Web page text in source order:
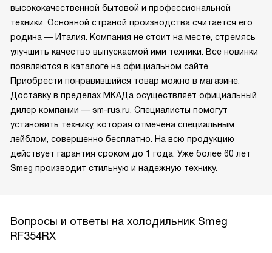
высококачественной бытовой и профессиональной
техники. Основной страной производства считается его
родина — Италия. Компания не стоит на месте, стремясь
улучшить качество выпускаемой ими техники. Все новинки
появляются в каталоге на официальном сайте.
Приобрести понравившийся товар можно в магазине.
Доставку в пределах МКАДа осуществляет официальный
дилер компании — sm-rus.ru. Специалисты помогут
установить технику, которая отмечена специальным
лейблом, совершенно бесплатно. На всю продукцию
действует гарантия сроком до 1 года. Уже более 60 лет
Smeg производит стильную и надежную технику.
Вопросы и ответы на холодильник Smeg
RF354RX